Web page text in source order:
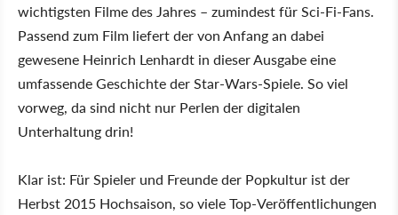
wichtigsten Filme des Jahres – zumindest für Sci-Fi-Fans.
Passend zum Film liefert der von Anfang an dabei
gewesene Heinrich Lenhardt in dieser Ausgabe eine
umfassende Geschichte der Star-Wars-Spiele. So viel
vorweg, da sind nicht nur Perlen der digitalen
Unterhaltung drin!
Klar ist: Für Spieler und Freunde der Popkultur ist der
Herbst 2015 Hochsaison, so viele Top-Veröffentlichungen